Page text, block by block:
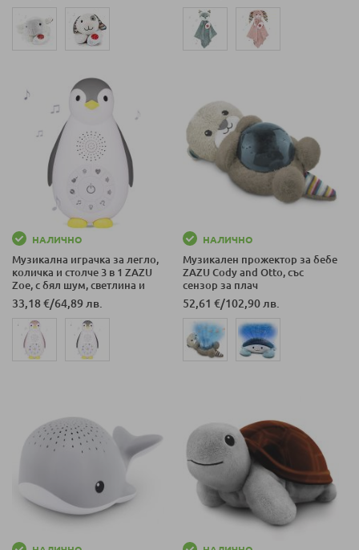
НАЛИЧНО
Музикална играчка за легло,
количка и столче 3 в 1 ZAZU
Zoe, с бял шум, светлина и
сензор за плач
33,18 €/64,89 лв.
НАЛИЧНО
Музикален прожектор за бебе
ZAZU Cody and Otto, със
сензор за плач
52,61 €/102,90 лв.